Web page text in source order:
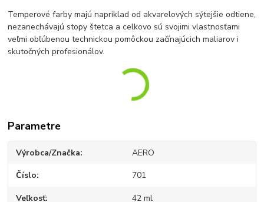
Temperové farby majú napríklad od akvarelových sýtejšie odtiene,
nezanechávajú stopy štetca a celkovo sú svojimi vlastnosťami
veľmi obľúbenou technickou pomôckou začínajúcich maliarov i
skutočných profesionálov.
Parametre
Výrobca/Značka AERO
Číslo 701
Veľkosť 42 ml